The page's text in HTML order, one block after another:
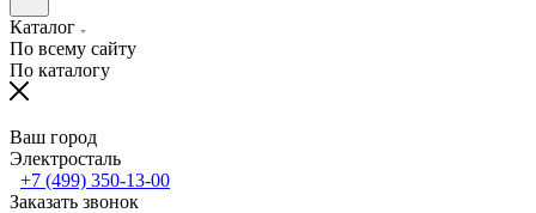
Каталог
По всему сайту
По каталогу
Ваш город
Электросталь
+7 (499) 350-13-00
Заказать звонок